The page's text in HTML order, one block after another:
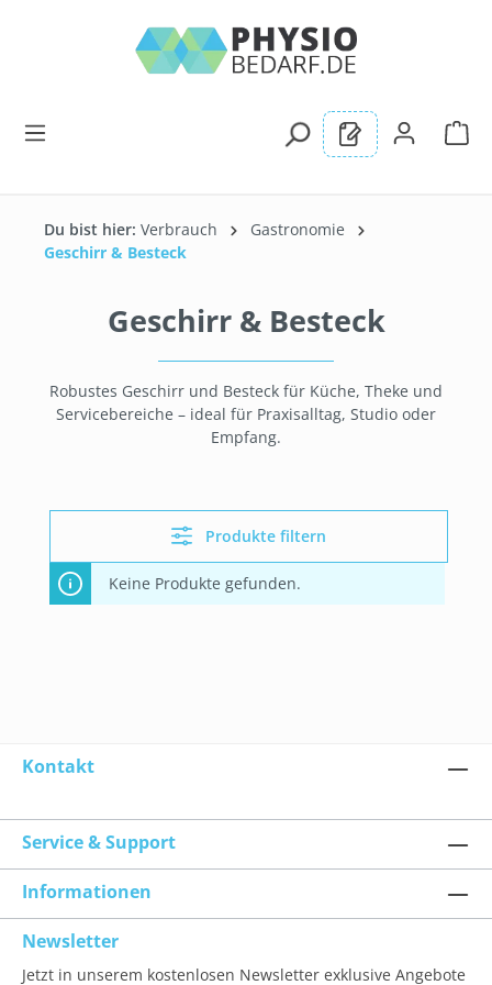
Du bist hier: Verbrauch
Gastronomie
Geschirr & Besteck
Geschirr & Besteck
Robustes Geschirr und Besteck für Küche, Theke und
Servicebereiche – ideal für Praxisalltag, Studio oder
Empfang.
Produkte filtern
Keine Produkte gefunden.
Kontakt
Service & Support
Informationen
Newsletter
Jetzt in unserem kostenlosen Newsletter exklusive Angebote